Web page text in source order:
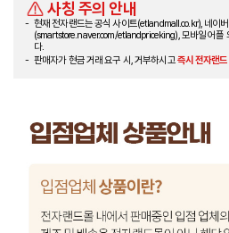
사칭 주의 안내
현재 전자랜드는 공식 사이트(etlandmall.co.kr), 네이
(smartstore.naver.com/etlandpriceking), 모바일 어플
다.
판매자가 현금 거래 요구 시, 거부하시고즉시 전자랜